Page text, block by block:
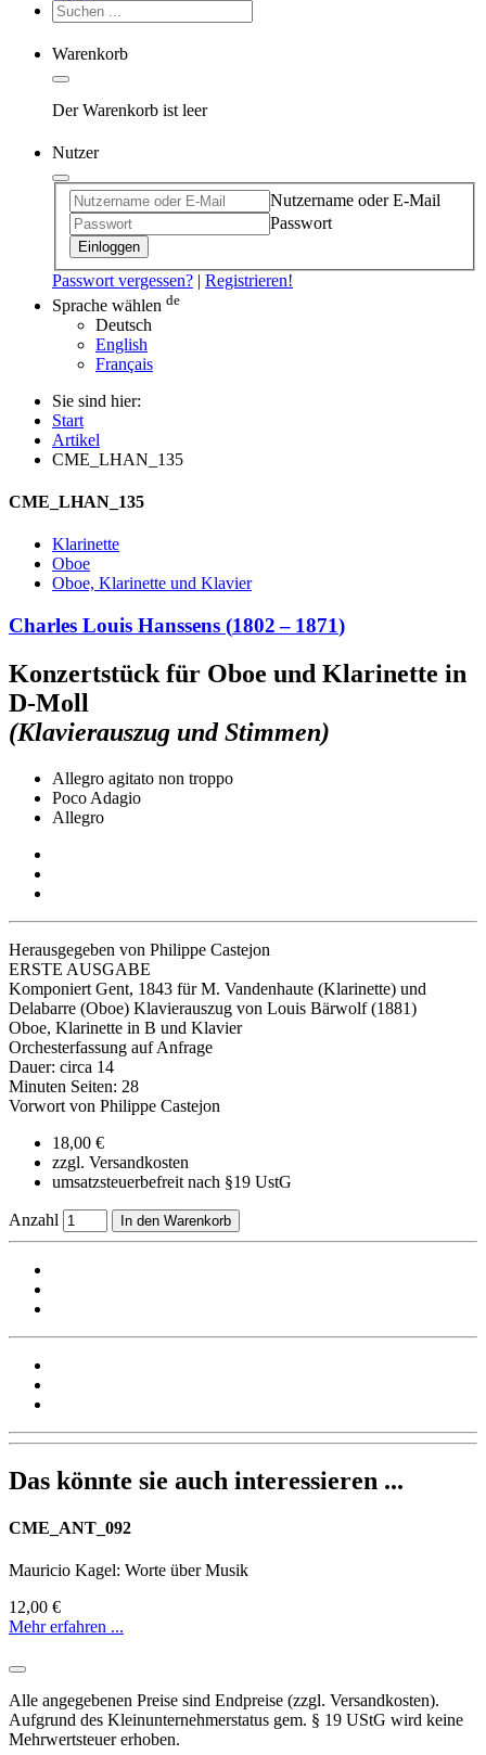
Warenkorb
Der Warenkorb ist leer
Nutzer
Nutzername oder E-Mail
Passwort
Einloggen
Passwort vergessen? | Registrieren!
Sprache wählen de
Deutsch
English
Français
Sie sind hier:
Start
Artikel
CME_LHAN_135
CME_LHAN_135
Klarinette
Oboe
Oboe, Klarinette und Klavier
Charles Louis Hanssens (1802– 1871)
Konzertstück für Oboe und Klarinette in
D-Moll
(Klavierauszug und Stimmen)
Allegro agitato non troppo
Poco Adagio
Allegro
Herausgegeben von Philippe Castejon
ERSTE AUSGABE
Komponiert Gent, 1843 für M. Vandenhaute (Klarinette) und
Delabarre (Oboe) Klavierauszug von Louis Bärwolf (1881)
Oboe, Klarinette in B und Klavier
Orchesterfassung auf Anfrage
Dauer: circa 14
Minuten Seiten: 28
Vorwort von Philippe Castejon
18,00 €
zzgl. Versandkosten
umsatzsteuerbefreit nach §19 UstG
Anzahl In den Warenkorb
Das könnte sie auch interessieren ...
CME_ANT_092
Mauricio Kagel: Worte über Musik
12,00 €
Mehr erfahren ...
Alle angegebenen Preise sind Endpreise (zzgl. Versandkosten).
Aufgrund des Kleinunternehmerstatus gem. § 19 UStG wird keine
Mehrwertsteuer erhoben.